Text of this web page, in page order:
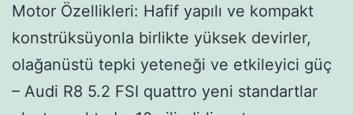
Motor Özellikleri: Hafif yapılı ve kompakt
konstrüksüyonla birlikte yüksek devirler,
olağanüstü tepki yeteneği ve etkileyici güç
– Audi R8 5.2 FSI quattro yeni standartlar